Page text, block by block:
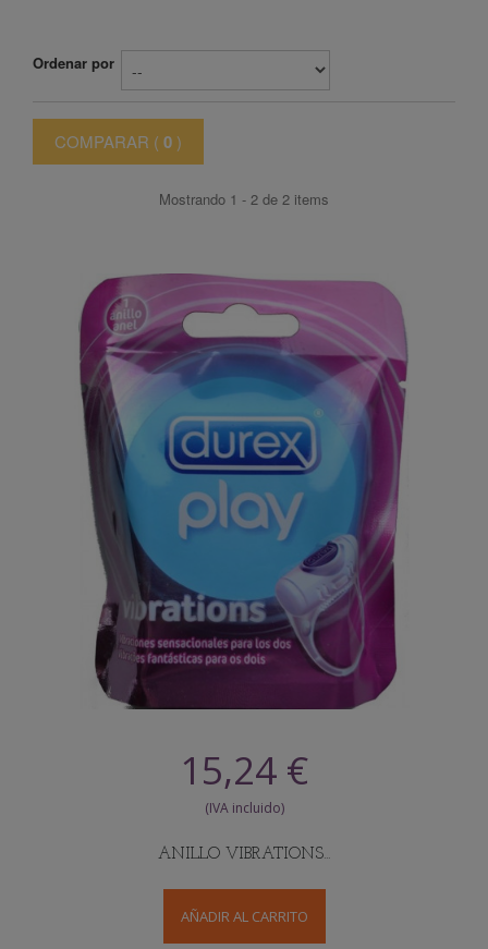
Ordenar por
COMPARAR ( 0 )
Mostrando 1 - 2 de 2 items
15,24 €
ANILLO VIBRATIONS...
AÑADIR AL CARRITO